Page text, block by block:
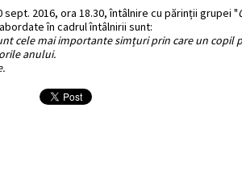
sept. 2016, ora 18.30, întâlnire cu părinții grupei "
în cadrul întâlnirii sunt:
cele mai importante simțuri prin care un copil
anului.